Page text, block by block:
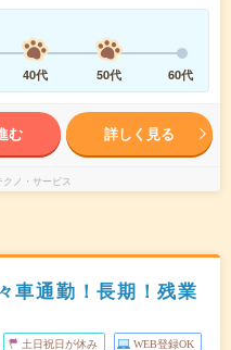
40代 50代 60代
む 詳しく見る
ノ・サービス
車通勤！長期！残業
土日祝日が休み WEB登録OK